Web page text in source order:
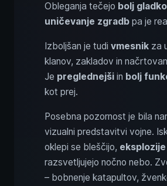
Obleganja tečejo bolj gladko
uničevanje zgradb pa je
Izboljšan je tudi vmesnik za
klanov, zakladov in
Je preglednejši in bolj
kot prej.
Posebna pozornost je bila
vizualni predstavitvi vojne.
oklepi se bleščijo, eksplozije
razsvetljujejo nočno nebo.
– bobnenje katapultov,